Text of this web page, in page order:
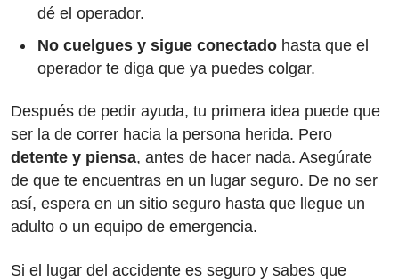
dé el operador.
No cuelgues y sigue conectado hasta que el
operador te diga que ya puedes colgar.
Después de pedir ayuda, tu primera idea puede que
ser la de correr hacia la persona herida. Pero
detente y piensa, antes de hacer nada. Asegúrate
de que te encuentras en un lugar seguro. De no ser
así, espera en un sitio seguro hasta que llegue un
adulto o un equipo de emergencia.
Si el lugar del accidente es seguro y sabes que